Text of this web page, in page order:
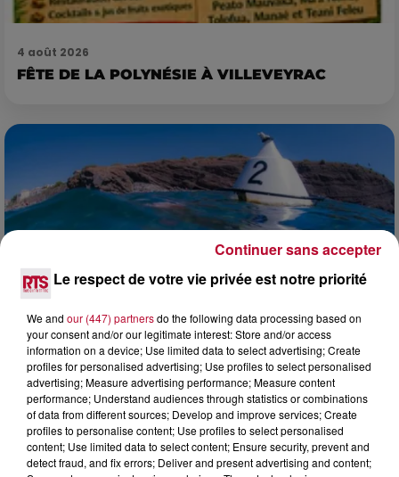
4 août 2026
FÊTE DE LA POLYNÉSIE À VILLEVEYRAC
4 août 2026
HÉRAULT, PYRÉNÉES-ORIENTALES : TROIS
SPOTS DE SNORKELING À EXPLORER...
Pas besoin de bouteilles de plongée lourdes ni de diplômes
complexes pour observer la vie sous-marine. Cet été, un
masque, un tuba et une paire de palmes...
Le respect de votre vie privée est notre priorité
We and our (447) partnersdo the following data processing based on
your consent and/or our legitimate interest: Store and/or access
information on a device; Use limited data to select advertising; Create
profiles for personalised advertising; Use profiles to select personalised
advertising; Measure advertising performance; Measure content
performance; Understand audiences through statistics or combinations
of data from different sources; Develop and improve services; Create
profiles to personalise content; Use profiles to select personalised
content; Use limited data to select content; Ensure security, prevent and
detect fraud, and fix errors; Deliver and present advertising and content;
Continuer sans accepter